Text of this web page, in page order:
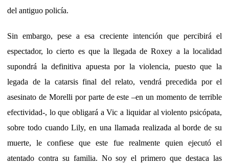
del antiguo policía.
Sin embargo, pese a esa creciente intención que percibirá el
espectador, lo cierto es que la llegada de Roxey a la localidad
supondrá la definitiva apuesta por la violencia, puesto que la
legada de la catarsis final del relato, vendrá precedida por el
asesinato de Morelli por parte de este –en un momento de terrible
efectividad-, lo que obligará a Vic a liquidar al violento psicópata,
sobre todo cuando Lily, en una llamada realizada al borde de su
muerte, le confiese que este fue realmente quien ejecutó el
atentado contra su familia. No soy el primero que destaca las